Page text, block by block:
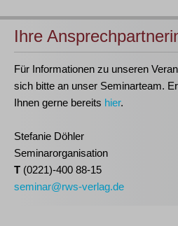
Ihre
Für Informationen zu unseren
sich bitte an unser Seminarteam.
Ihnen gerne bereits hier.
Stefanie Döhler
Seminarorganisation
T (0221)-400 88-15
seminar@rws-verlag.de